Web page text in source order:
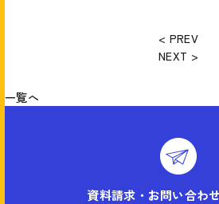
< PREV
NEXT >
一覧へ
資料請求・お問い合わ